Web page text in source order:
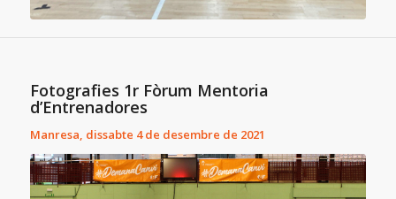
Fotografies 1r Fòrum Mentoria
d’Entrenadores
Manresa, dissabte 4 de desembre de 2021